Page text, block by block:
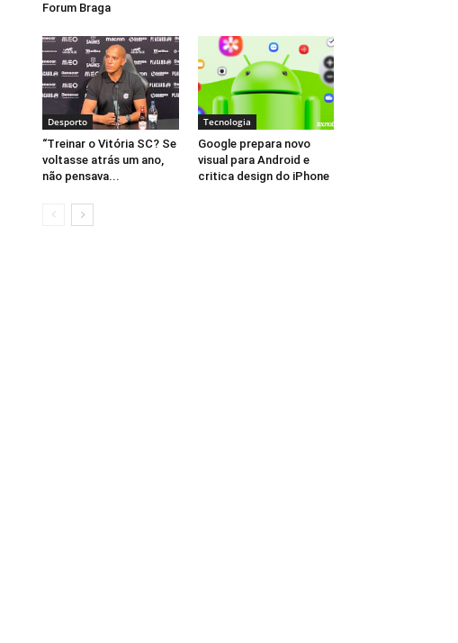
Forum Braga
Desporto
“Treinar o Vitória SC? Se
voltasse atrás um ano,
não pensava...
Tecnologia
Google prepara novo
visual para Android e
critica design do iPhone